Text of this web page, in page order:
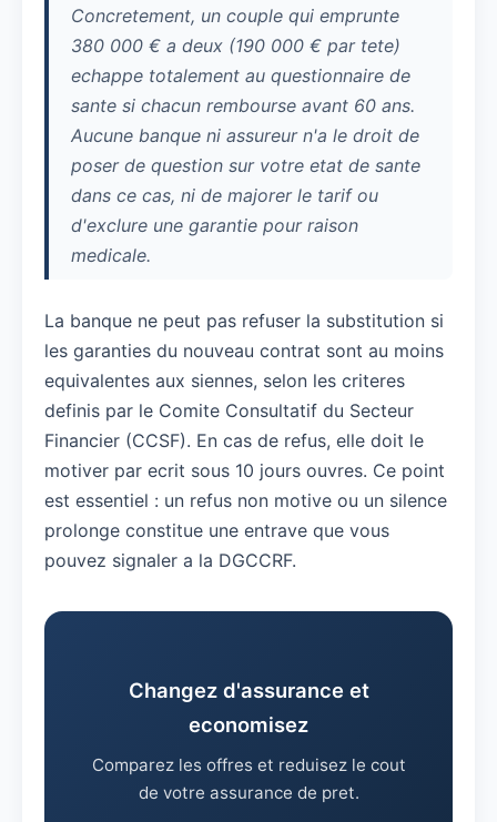
Concretement, un couple qui emprunte
380 000 € a deux (190 000 € par tete)
echappe totalement au questionnaire de
sante si chacun rembourse avant 60 ans.
Aucune banque ni assureur n'a le droit de
poser de question sur votre etat de sante
dans ce cas, ni de majorer le tarif ou
d'exclure une garantie pour raison
medicale.
La banque ne peut pas refuser la substitution si
les garanties du nouveau contrat sont au moins
equivalentes aux siennes, selon les criteres
definis par le Comite Consultatif du Secteur
Financier (CCSF). En cas de refus, elle doit le
motiver par ecrit sous 10 jours ouvres. Ce point
est essentiel : un refus non motive ou un silence
prolonge constitue une entrave que vous
pouvez signaler a la DGCCRF.
Changez d'assurance et
economisez
Comparez les offres et reduisez le cout
de votre assurance de pret.